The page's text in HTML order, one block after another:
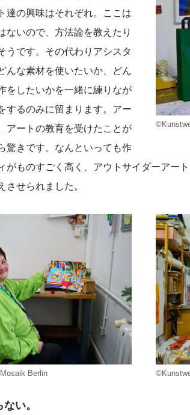
達の興味はそれぞれ。ここは
ないので、方法論を教えたり
うです。その代わりアシスタ
んな素材を使いたいか、どん
をしたいかを一緒に練りなが
するのみに留まります。アー
アートの教育を受けたことが
驚きです。なんといっても作
がものすごく高く、アウトサイダーアー
させられました。
Berlin
い。